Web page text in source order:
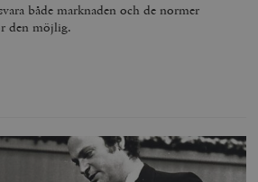
både marknaden och de normer
den möjlig.